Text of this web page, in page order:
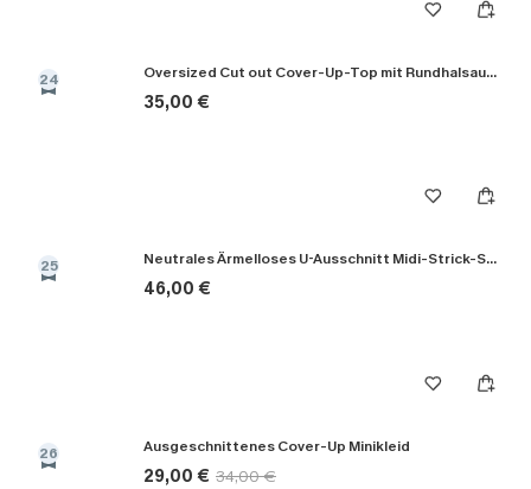
24 Oversized Cut out Cover-Up-Top mit Rundhalsausschnitt
35,00 €
25 Neutrales Ärmelloses U-Ausschnitt Midi-Strick-Strandkleid
46,00 €
26 Ausgeschnittenes Cover-Up Minikleid
29,00 € 34,00 €